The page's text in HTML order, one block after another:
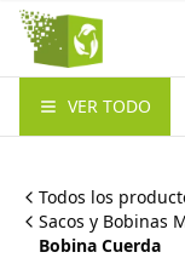
Packea
VER TODO
Todos los
Sacos y Bobinas
Bobina Cuerda